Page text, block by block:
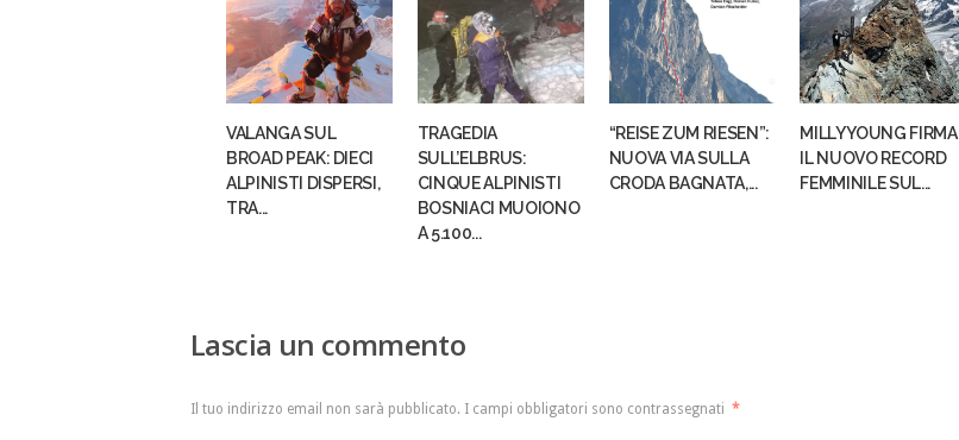
VALANGA SUL
BROAD PEAK: DIECI
ALPINISTI DISPERSI,
TRA...
TRAGEDIA
SULL’ELBRUS:
CINQUE ALPINISTI
BOSNIACI MUOIONO
A 5.100...
“REISE ZUM RIESEN”:
NUOVA VIA SULLA
CRODA BAGNATA,...
MILLY YOUNG FIRMA
IL NUOVO RECORD
FEMMINILE SUL...
Lascia un commento
Il tuo indirizzo email non sarà pubblicato. I campi obbligatori sono contrassegnati *